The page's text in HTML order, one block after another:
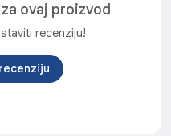
ovaj proizvod
recenziju!